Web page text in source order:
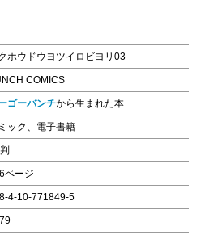
ホウドウヨツイロビヨリ03
COMICS
ゴーバンチから生まれた本
ック、電子書籍
ページ
4-10-771849-5